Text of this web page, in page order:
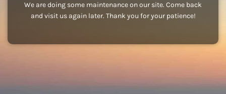
We are doing some maintenance on our site. Come back
and visit us again later. Thank you for your patience!